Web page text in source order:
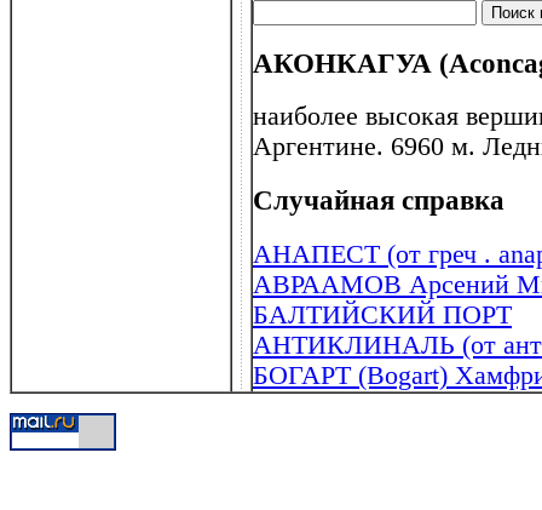
АКОНКАГУА
наиболее высокая
Аргентине. 6960 м.
Случайная справка
АНАПЕСТ (от греч .
АВРААМОВ Арсений
БАЛТИЙСКИЙ ПОРТ
АНТИКЛИНАЛЬ (от
БОГАРТ (Bogart)